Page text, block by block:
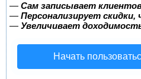
— Сам записывает
— Персонализирует
— Увеличивает
Начать